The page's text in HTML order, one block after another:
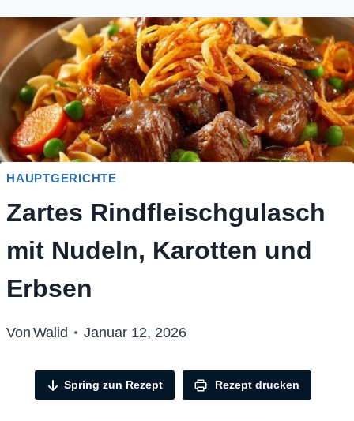
HAUPTGERICHTE
Zartes Rindfleischgulasch
mit Nudeln, Karotten und
Erbsen
Von Walid Januar 12, 2026
Spring zun Rezept Rezept drucken